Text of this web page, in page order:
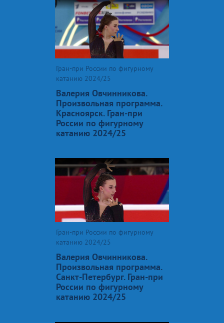
Гран-при России по фигурному
катанию 2024/25
Валерия Овчинникова.
Произвольная программа.
Красноярск. Гран-при
России по фигурному
катанию 2024/25
Гран-при России по фигурному
катанию 2024/25
Валерия Овчинникова.
Произвольная программа.
Санкт-Петербург. Гран-при
России по фигурному
катанию 2024/25